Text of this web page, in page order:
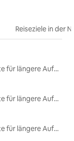
Reiseziele in der
Unterkünfte für längere Aufenthalte
Unterkünfte für längere Aufenthalte
Unterkünfte für längere Aufenthalte